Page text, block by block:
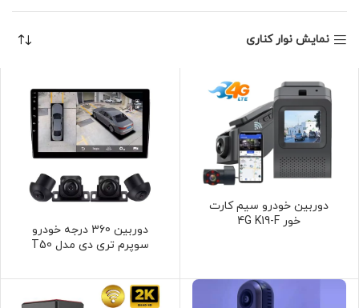
نمایش نوار کناری
دوربين خودرو سيم كارت
خور 4G K19-F
دوربین 360 درجه خودرو
سوپرم تری دی مدل T50